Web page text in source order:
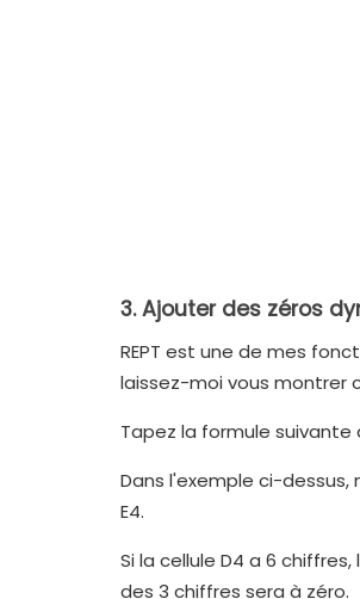
3. Ajouter des zéros
REPT est une de mes
laissez-moi vous montrer
Tapez la formule suivante
Dans l'exemple ci-dessus,
E4.
Si la cellule D4 a 6
des 3 chiffres sera à zéro.